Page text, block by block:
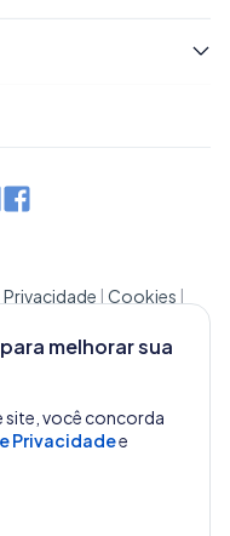
melhorar sua
site, você concorda
Privacidadee
Privacidade | Cookies |
e-commerce
de e-commerce pela